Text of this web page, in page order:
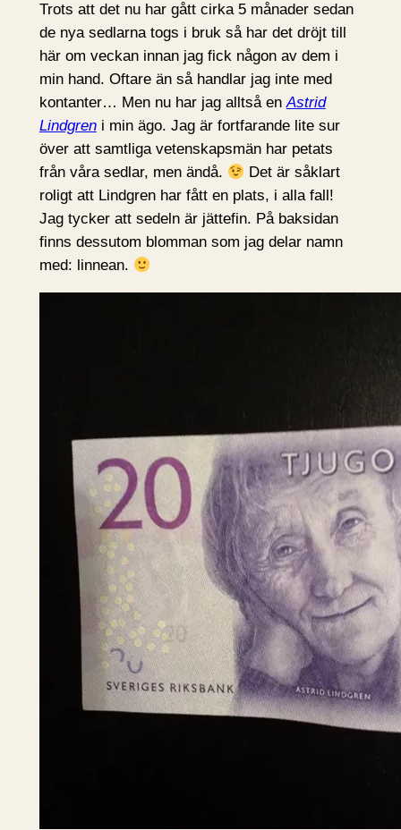
Trots att det nu har gått cirka 5 månader sedan
de nya sedlarna togs i bruk så har det dröjt till
här om veckan innan jag fick någon av dem i
min hand. Oftare än så handlar jag inte med
kontanter… Men nu har jag alltså enAstrid
Lindgreni min ägo. Jag är fortfarande lite sur
över att samtliga vetenskapsmän har petats
från våra sedlar, men ändå.
Det är såklart
roligt att Lindgren har fått en plats, i alla fall!
Jag tycker att sedeln är jättefin. På baksidan
finns dessutom blomman som jag delar namn
med: linnean.